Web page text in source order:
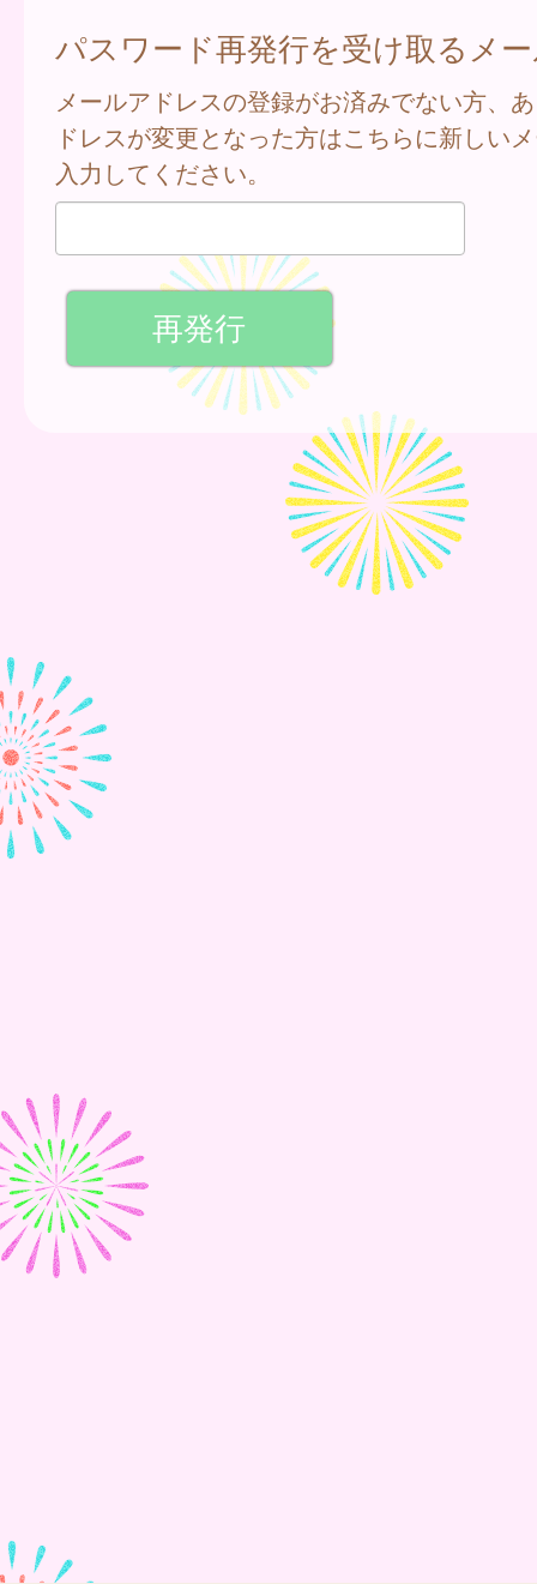
パスワード再発行を受け取るメ
メールアドレスの登録がお済みでない方、
ドレスが変更となった方はこちらに新しい
入力してください。